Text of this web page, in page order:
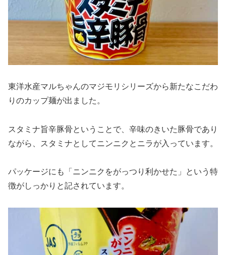
東洋水産マルちゃんのマジモリシリーズから新たなこだわ
りのカップ麺が出ました。
スタミナ旨辛豚骨ということで、辛味のきいた豚骨であり
ながら、スタミナとしてニンニクとニラが入っています。
パッケージにも「ニンニクをがっつり利かせた」という特
徴がしっかりと記されています。